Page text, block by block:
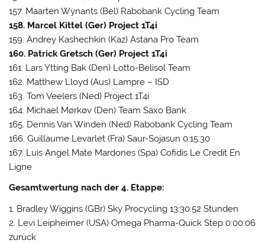
157. Maarten Wynants (Bel) Rabobank Cycling Team
158. Marcel Kittel (Ger) Project 1T4i
159. Andrey Kashechkin (Kaz) Astana Pro Team
160. Patrick Gretsch (Ger) Project 1T4i
161. Lars Ytting Bak (Den) Lotto-Belisol Team
162. Matthew Lloyd (Aus) Lampre – ISD
163. Tom Veelers (Ned) Project 1T4i
164. Michael Mørkøv (Den) Team Saxo Bank
165. Dennis Van Winden (Ned) Rabobank Cycling Team
166. Guillaume Levarlet (Fra) Saur-Sojasun 0:15:30
167. Luis Angel Mate Mardones (Spa) Cofidis Le Credit En
Ligne
Gesamtwertung nach der 4. Etappe:
1. Bradley Wiggins (GBr) Sky Procycling 13:30:52 Stunden
2. Levi Leipheimer (USA) Omega Pharma-Quick Step 0:00:06
zurück